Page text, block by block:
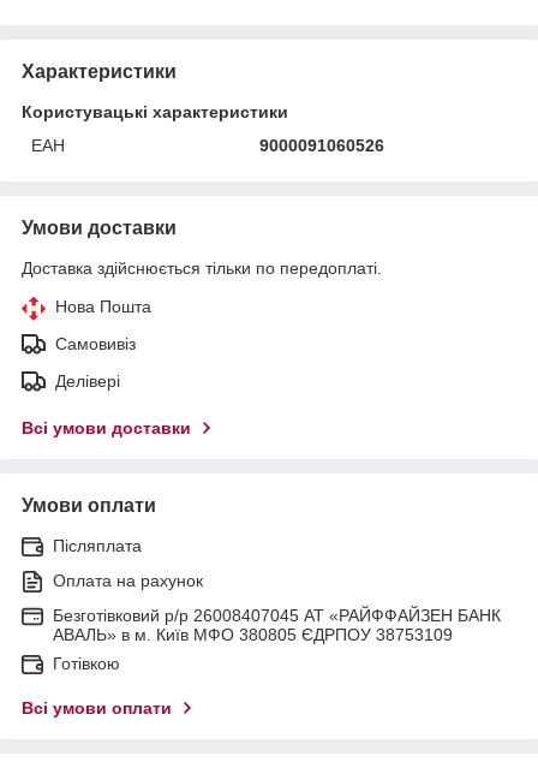
Характеристики
Користувацькі характеристики
ЕАН
9000091060526
Умови доставки
Доставка здійснюється тільки по передоплаті.
Нова Пошта
Самовивіз
Делівері
Всі умови доставки
Умови оплати
Післяплата
Оплата на рахунок
Безготівковий р/р 26008407045 АТ «РАЙФФАЙЗЕН БАНК
АВАЛЬ» в м. Київ МФО 380805 ЄДРПОУ 38753109
Готівкою
Всі умови оплати